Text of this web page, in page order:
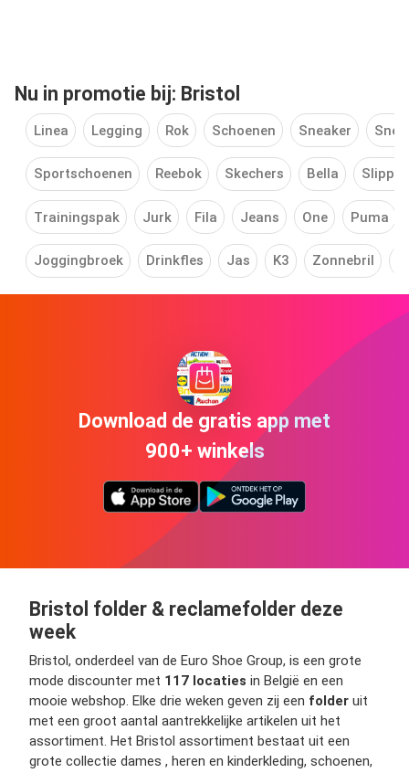
Nu in promotie bij: Bristol
Linea Legging Rok Schoenen Sneaker
Sportschoenen Reebok Skechers Bella
Trainingspak Jurk Fila Jeans One Puma
Joggingbroek Drinkfles Jas K3 Zonnebril
Download de gratis app met
900+ winkels
Bristol folder & reclamefolder deze
week
Bristol, onderdeel van de Euro Shoe Group, is een grote
mode discounter met 117 locaties in België en een
mooie webshop. Elke drie weken geven zij een folder uit
met een groot aantal aantrekkelijke artikelen uit het
assortiment. Het Bristol assortiment bestaat uit een
grote collectie dames , heren en kinderkleding, schoenen,